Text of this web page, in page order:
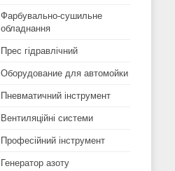
Фарбувально-сушильне
обладнання
Прес гідравлічний
Оборудование для автомойки
Пневматичний інструмент
Вентиляційні системи
Професійний інструмент
Генератор азоту